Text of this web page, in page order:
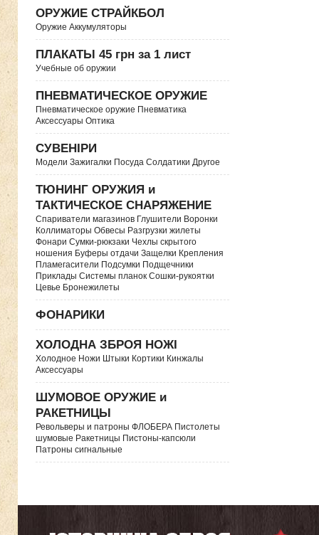
ОРУЖИЕ СТРАЙКБОЛ
Оружие Аккумуляторы
ПЛАКАТЫ 45 грн за 1 лист
Учебные об оружии
ПНЕВМАТИЧЕСКОЕ ОРУЖИЕ
Пневматическое оружие Пневматика
Аксессуары Оптика
СУВЕНІРИ
Модели Зажигалки Посуда Солдатики Другое
ТЮНИНГ ОРУЖИЯ и
ТАКТИЧЕСКОЕ СНАРЯЖЕНИЕ
Спариватели магазинов Глушители Воронки
Коллиматоры Обвесы Разгрузки жилеты
Фонари Сумки-рюкзаки Чехлы скрытого
ношения Буферы отдачи Защелки Крепления
Пламегасители Подсумки Подщечники
Приклады Системы планок Сошки-рукоятки
Цевье Бронежилеты
ФОНАРИКИ
ХОЛОДНА ЗБРОЯ НОЖІ
Холодное Ножи Штыки Кортики Кинжалы
Аксессуары
ШУМОВОЕ ОРУЖИЕ и
РАКЕТНИЦЫ
Револьверы и патроны ФЛОБЕРА Пистолеты
шумовые Ракетницы Пистоны-капсюли
Патроны сигнальные